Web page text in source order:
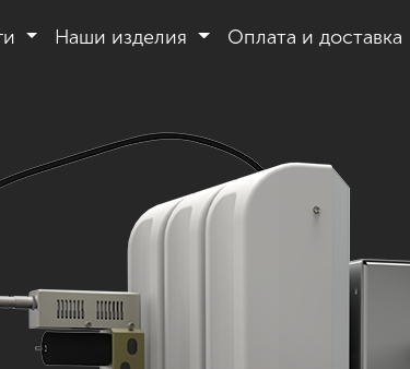
Наши изделия Оплата и доставка